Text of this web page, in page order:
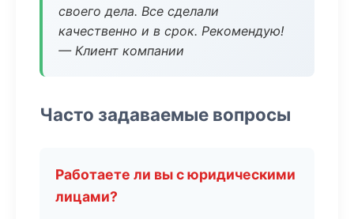
своего дела. Все сделали
качественно и в срок. Рекомендую!
— Клиент компании
Часто задаваемые вопросы
Работаете ли вы с юридическими
лицами?